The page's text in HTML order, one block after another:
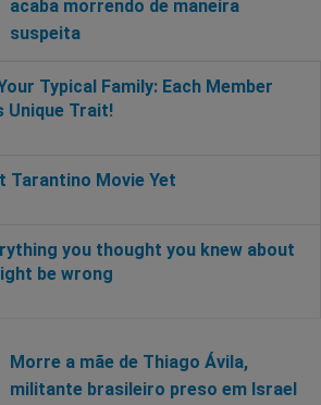
acaba morrendo de maneira
suspeita
Morre a mãe de Thiago Ávila,
militante brasileiro preso em Israel